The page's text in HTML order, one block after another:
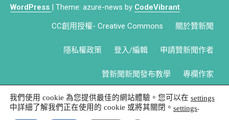
WordPress | Theme: azure-news by CodeVibrant.
CC創用授權- Creative Commons 關於贊新聞
隱私權政策 登入/編輯 申請贊新聞作者
贊新聞新聞發布教學 專欄作家
我們使用 cookie 為您提供最佳的網站體驗。您可以在 settings
中詳細了解我們正在使用的 cookie 或將其關閉。 settings.